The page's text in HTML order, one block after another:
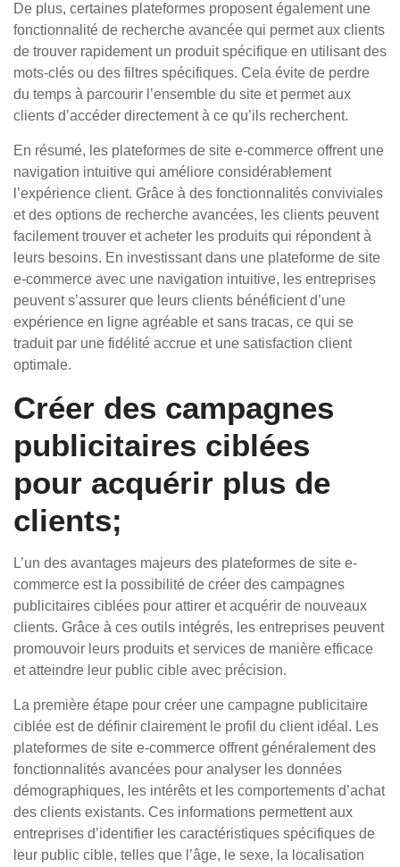
De plus, certaines plateformes proposent également une
fonctionnalité de recherche avancée qui permet aux clients
de trouver rapidement un produit spécifique en utilisant des
mots-clés ou des filtres spécifiques. Cela évite de perdre
du temps à parcourir l’ensemble du site et permet aux
clients d’accéder directement à ce qu’ils recherchent.
En résumé, les plateformes de site e-commerce offrent une
navigation intuitive qui améliore considérablement
l’expérience client. Grâce à des fonctionnalités conviviales
et des options de recherche avancées, les clients peuvent
facilement trouver et acheter les produits qui répondent à
leurs besoins. En investissant dans une plateforme de site
e-commerce avec une navigation intuitive, les entreprises
peuvent s’assurer que leurs clients bénéficient d’une
expérience en ligne agréable et sans tracas, ce qui se
traduit par une fidélité accrue et une satisfaction client
optimale.
Créer des campagnes
publicitaires ciblées
pour acquérir plus de
clients;
L’un des avantages majeurs des plateformes de site e-
commerce est la possibilité de créer des campagnes
publicitaires ciblées pour attirer et acquérir de nouveaux
clients. Grâce à ces outils intégrés, les entreprises peuvent
promouvoir leurs produits et services de manière efficace
et atteindre leur public cible avec précision.
La première étape pour créer une campagne publicitaire
ciblée est de définir clairement le profil du client idéal. Les
plateformes de site e-commerce offrent généralement des
fonctionnalités avancées pour analyser les données
démographiques, les intérêts et les comportements d’achat
des clients existants. Ces informations permettent aux
entreprises d’identifier les caractéristiques spécifiques de
leur public cible, telles que l’âge, le sexe, la localisation